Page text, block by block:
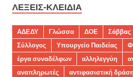
ΛΈΞΕΙΣ-ΚΛΕΙΔΙΆ
ΑΔΕΔΥ Γλώσσα ΔΟΕ
Σάββας
Σύλλογος
Υπουργείο Παιδείας
έργα συναδέλφων
αλληλεγγύη
αναπληρωτές
αντιφασιστική